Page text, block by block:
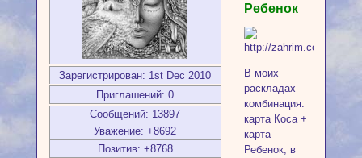
Зарегистрирован: 1st Dec 2010
Приглашений: 0
Сообщений: 13897
Уважение: +8692
Позитив: +8768
Ребенок
В моих
раскладах
комбинация:
карта Коса +
карта
Ребенок, в